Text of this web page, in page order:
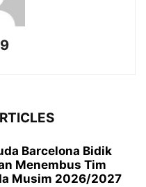
Barcelona Bidik
Menembus Tim
Musim 2026/2027